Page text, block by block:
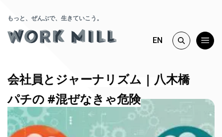
もっと、ぜんぶで、生きていこう。
EN
会社員とジャーナリズム | 八木橋
パチの #混ぜなきゃ危険